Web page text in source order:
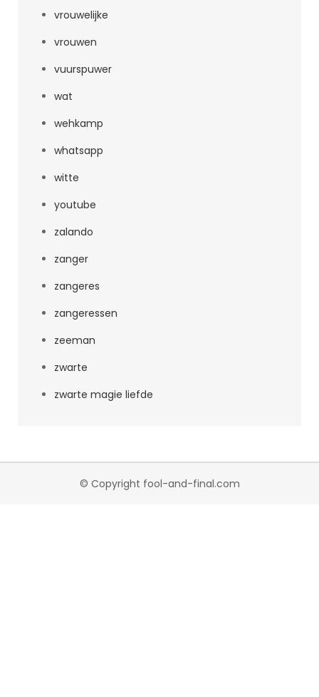
vrouwelijke
vrouwen
vuurspuwer
wat
wehkamp
whatsapp
witte
youtube
zalando
zanger
zangeres
zangeressen
zeeman
zwarte
zwarte magie liefde
© Copyright fool-and-final.com